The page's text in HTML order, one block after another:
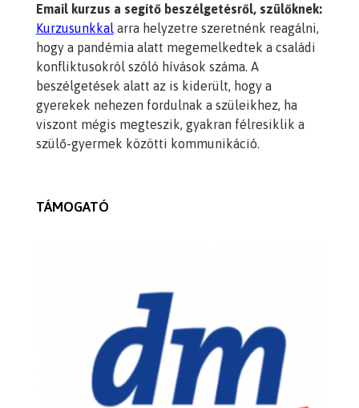
Email kurzus a segítő beszélgetésről, szülőknek:
Kurzusunkkalarra helyzetre szeretnénk reagálni,
hogy a pandémia alatt megemelkedtek a családi
konfliktusokról szóló hívások száma. A
beszélgetések alatt az is kiderült, hogy a
gyerekek nehezen fordulnak a szüleikhez, ha
viszont mégis megteszik, gyakran félresiklik a
szülő-gyermek közötti kommunikáció.
TÁMOGATÓ